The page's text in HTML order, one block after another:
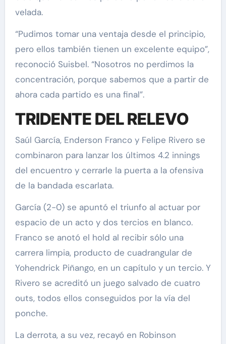
velada.
“Pudimos tomar una ventaja desde el principio,
pero ellos también tienen un excelente equipo”,
reconoció Suisbel. “Nosotros no perdimos la
concentración, porque sabemos que a partir de
ahora cada partido es una final”.
TRIDENTE DEL RELEVO
Saúl García, Enderson Franco y Felipe Rivero se
combinaron para lanzar los últimos 4.2 innings
del encuentro y cerrarle la puerta a la ofensiva
de la bandada escarlata.
García (2-0) se apuntó el triunfo al actuar por
espacio de un acto y dos tercios en blanco.
Franco se anotó el hold al recibir sólo una
carrera limpia, producto de cuadrangular de
Yohendrick Piñango, en un capítulo y un tercio. Y
Rivero se acreditó un juego salvado de cuatro
outs, todos ellos conseguidos por la vía del
ponche.
La derrota, a su vez, recayó en Robinson